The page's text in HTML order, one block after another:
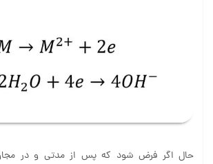
حال اگر فرض شود که پس از مدتی و در